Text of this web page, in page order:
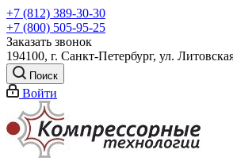
+7 (812) 389-30-30
+7 (800) 505-95-25
Заказать звонок
194100, г. Санкт-Петербург, ул.
Поиск
Войти